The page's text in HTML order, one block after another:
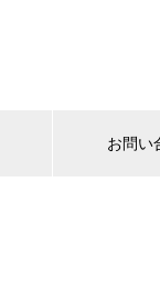
お問い